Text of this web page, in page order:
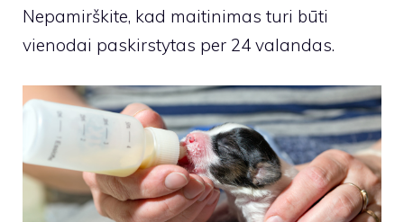
Nepamirškite, kad maitinimas turi būti
vienodai paskirstytas per 24 valandas.